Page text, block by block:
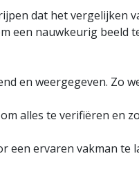
dat het vergelijken
een nauwkeurig beeld
en weergegeven. Zo
alles te verifiëren en
ervaren vakman te